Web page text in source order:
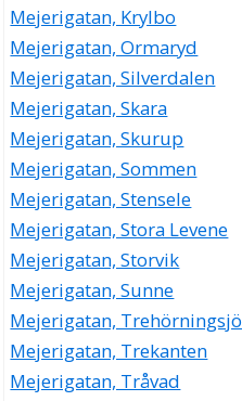
Mejerigatan, Krylbo
Mejerigatan, Ormaryd
Mejerigatan, Silverdalen
Mejerigatan, Skara
Mejerigatan, Skurup
Mejerigatan, Sommen
Mejerigatan, Stensele
Mejerigatan, Stora Levene
Mejerigatan, Storvik
Mejerigatan, Sunne
Mejerigatan, Trehörningsjö
Mejerigatan, Trekanten
Mejerigatan, Tråvad